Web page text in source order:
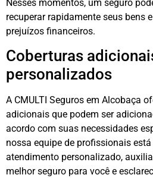
Nesses momentos, um seguro
recuperar rapidamente seus bens
prejuízos financeiros.
Coberturas
personalizados
A CMULTI Seguros em Alcobaça
adicionais que podem ser
acordo com suas necessidades
nossa equipe de profissionais
atendimento personalizado,
melhor seguro para você e